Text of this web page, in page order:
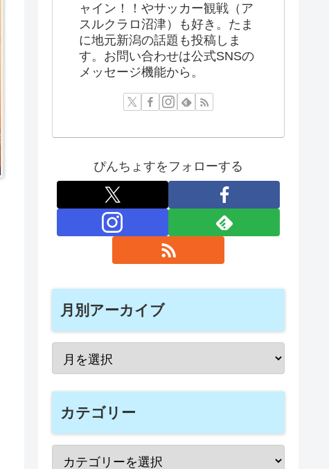
ャイン！！やサッカー観戦（ア
スルクラロ沼津）も好き。たま
に地元新潟の話題も投稿しま
す。お問い合わせは公式SNSの
メッセージ機能から。
ぴんちょすをフォローする
月別アーカイブ
カテゴリー